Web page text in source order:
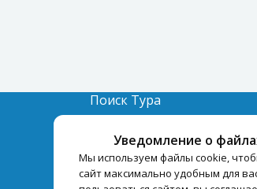
Уведомление о
Мы используем файлы cookie,
сайт максимально удобным для
Поиск Тура
Отели